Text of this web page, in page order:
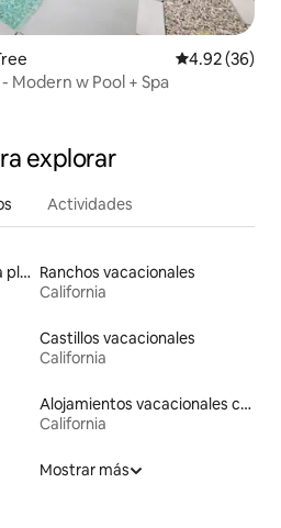
Calificación
4.92 (36)
Modern w Pool + Spa
explorar
Actividades
Alojamientos con vista a la playa Ranchos vacacionales
California
Castillos vacacionales
California
Alojamientos vacacionales con entrada y salida de pistas de esquí
California
Mostrar más